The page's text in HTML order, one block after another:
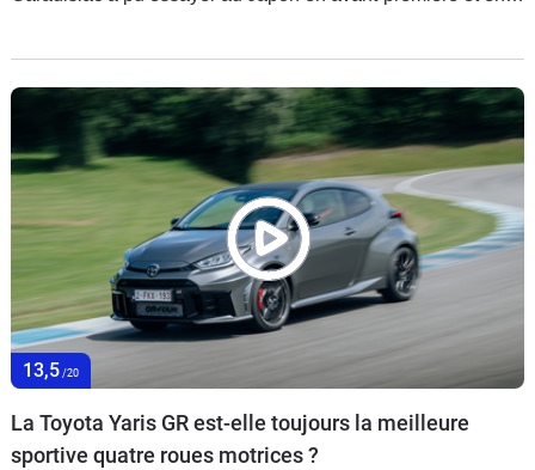
Marques
13,5 /20
La Toyota Yaris GR est-elle toujours la meilleure
sportive quatre roues motrices ?